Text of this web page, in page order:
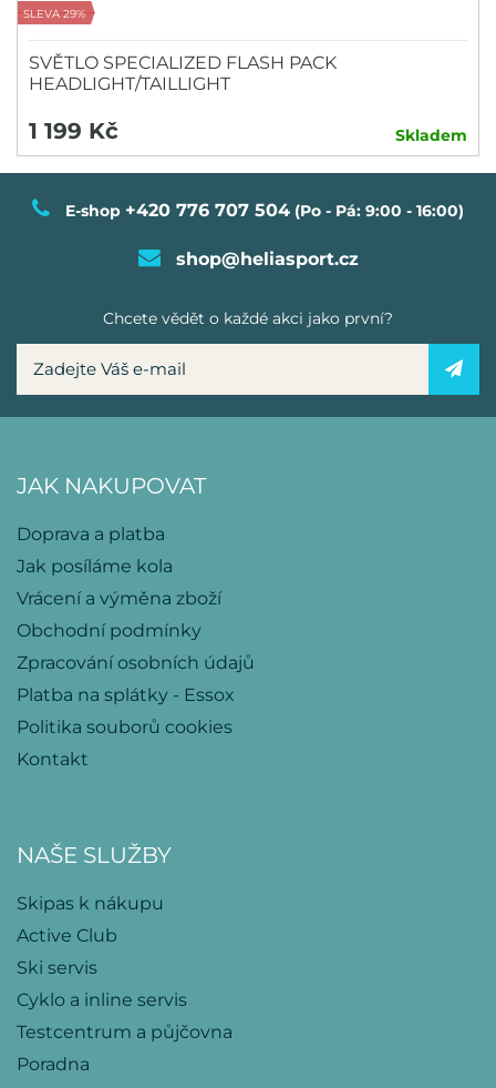
SLEVA 29%
SVĚTLO SPECIALIZED FLASH PACK
HEADLIGHT/TAILLIGHT
1 199 Kč Skladem
E-shop +420 776 707 504 (Po - Pá: 9:00 - 16:00)
shop@heliasport.cz
Chcete vědět o každé akci jako první?
JAK NAKUPOVAT
Doprava a platba
Jak posíláme kola
Vrácení a výměna zboží
Obchodní podmínky
Zpracování osobních údajů
Platba na splátky - Essox
Politika souborů cookies
Kontakt
NAŠE SLUŽBY
Skipas k nákupu
Active Club
Ski servis
Cyklo a inline servis
Testcentrum a půjčovna
Poradna